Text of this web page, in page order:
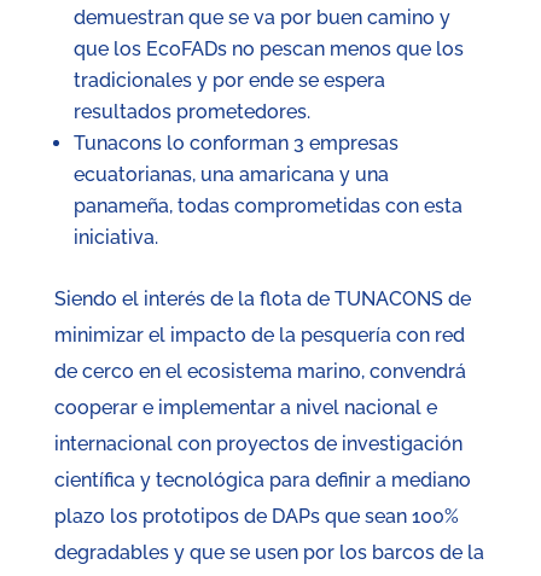
demuestran que se va por buen camino y
que los EcoFADs no pescan menos que los
tradicionales y por ende se espera
resultados prometedores.
Tunacons lo conforman 3 empresas
ecuatorianas, una amaricana y una
panameña, todas comprometidas con esta
iniciativa.
Siendo el interés de la flota de TUNACONS de
minimizar el impacto de la pesquería con red
de cerco en el ecosistema marino, convendrá
cooperar e implementar a nivel nacional e
internacional con proyectos de investigación
científica y tecnológica para definir a mediano
plazo los prototipos de DAPs que sean 100%
degradables y que se usen por los barcos de la